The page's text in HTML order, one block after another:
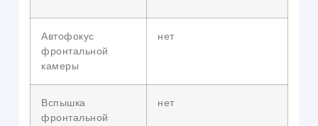
Автофокус
фронтальной
камеры
нет
Вспышка
фронтальной
нет